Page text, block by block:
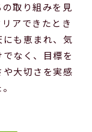
取り組みを見
アできたとき
も恵まれ、気
なく、目標を
大切さを実感